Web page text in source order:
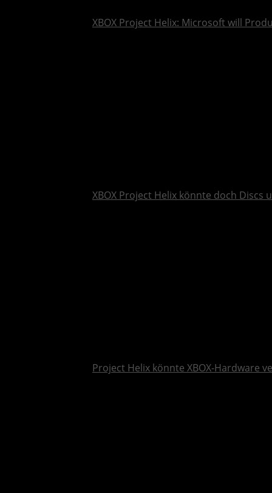
XBOX Project Helix: Microsoft will
XBOX Project Helix könnte doch Discs
Project Helix könnte XBOX-Hardware